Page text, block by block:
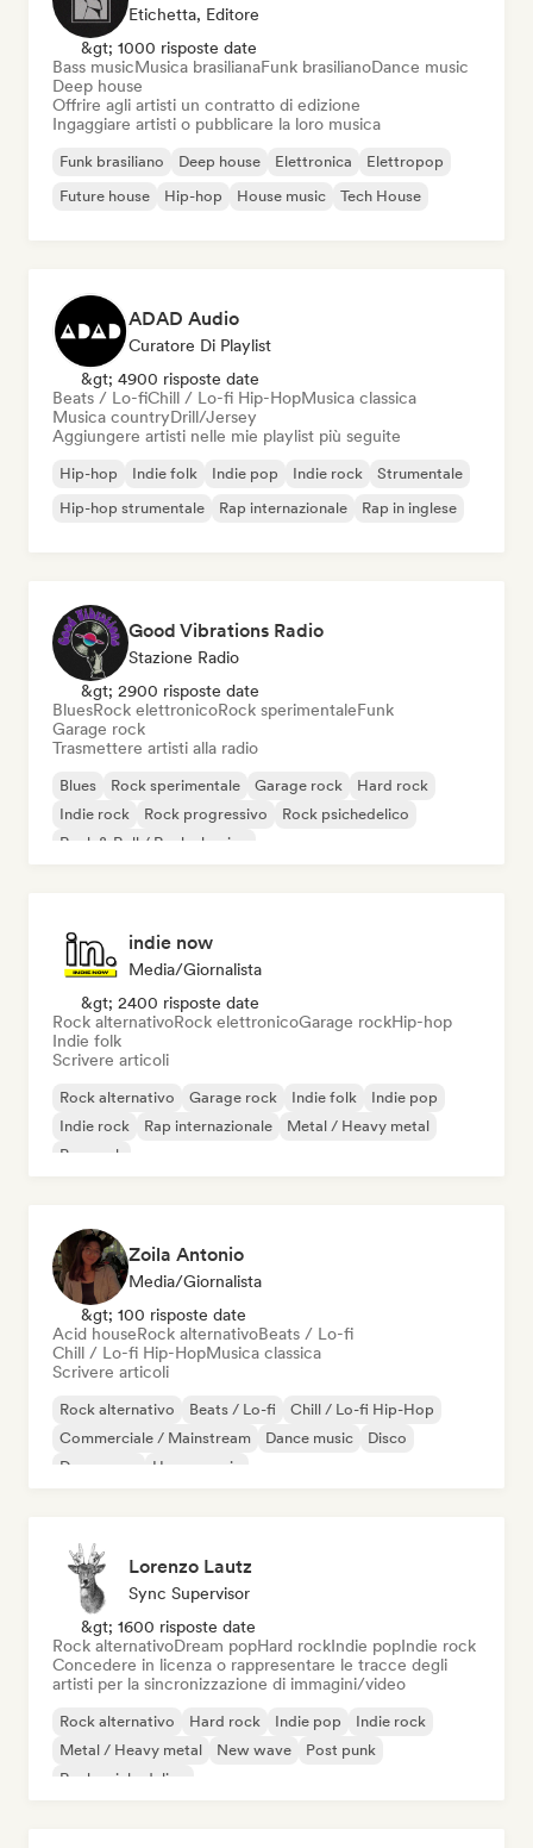
Etichetta, Editore
&gt; 1000 risposte date
Bass musicMusica brasilianaFunk brasilianoDance music
Deep house
Offrire agli artisti un contratto di edizione
Ingaggiare artisti o pubblicare la loro musica
Funk brasiliano Deep house Elettronica
Elettropop
Future house
Hip-hop House music Tech House
ADAD Audio
Curatore Di Playlist
&gt; 4900 risposte date
Beats / Lo-fiChill / Lo-fi Hip-HopMusica classica
Musica countryDrill/Jersey
Aggiungere artisti nelle mie playlist più seguite
Hip-hop Indie folk Indie pop Indie rock
Strumentale
Hip-hop strumentale
Rap internazionale Rap in inglese
Good Vibrations Radio
Stazione Radio
&gt; 2900 risposte date
BluesRock elettronicoRock sperimentaleFunk
Garage rock
Trasmettere artisti alla radio
Blues Rock sperimentale Garage rock
Hard rock
Indie rock
Rock progressivo
Rock psichedelico
Rock & Roll / Rock classico
indie now
Media/Giornalista
&gt; 2400 risposte date
Rock alternativoRock elettronicoGarage rockHip-hop
Indie folk
Scrivere articoli
Rock alternativo Garage rock Indie folk
Indie pop
Indie rock
Rap internazionale
Metal / Heavy metal
Pop rock
Zoila Antonio
Media/Giornalista
&gt; 100 risposte date
Acid houseRock alternativoBeats / Lo-fi
Chill / Lo-fi Hip-HopMusica classica
Scrivere articoli
Rock alternativo Beats / Lo-fi
Chill / Lo-fi Hip-Hop
Commerciale / Mainstream
Dance music
Disco
Dream pop
House music
Lorenzo Lautz
Sync Supervisor
&gt; 1600 risposte date
Rock alternativoDream popHard rockIndie popIndie rock
Concedere in licenza o rappresentare le tracce degli
artisti per la sincronizzazione di immagini/video
Rock alternativo Hard rock Indie pop
Indie rock
Metal / Heavy metal
New wave
Post punk
Rock psichedelico